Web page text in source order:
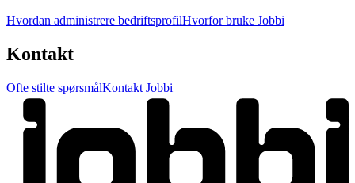
Hvordan administrere bedriftsprofilHvorfor bruke Jobbi
Kontakt
Ofte stilte spørsmålKontakt Jobbi